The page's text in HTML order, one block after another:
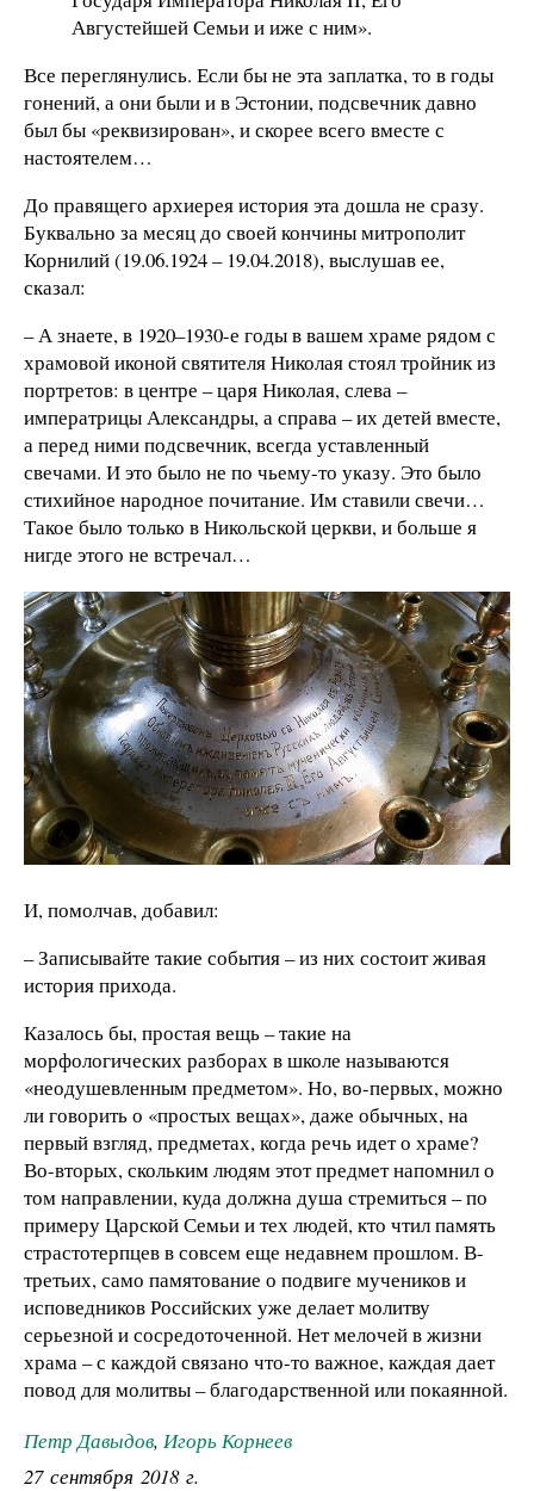
Августейшей Семьи и иже с ним».
Все переглянулись. Если бы не эта заплатка, то в годы
гонений, а они были и в Эстонии, подсвечник давно
был бы «реквизирован», и скорее всего вместе с
настоятелем…
До правящего архиерея история эта дошла не сразу.
Буквально за месяц до своей кончины митрополит
Корнилий (19.06.1924 – 19.04.2018), выслушав ее,
сказал:
– А знаете, в 1920–1930-е годы в вашем храме рядом с
храмовой иконой святителя Николая стоял тройник из
портретов: в центре – царя Николая, слева –
императрицы Александры, а справа – их детей вместе,
а перед ними подсвечник, всегда уставленный
свечами. И это было не по чьему-то указу. Это было
стихийное народное почитание. Им ставили свечи…
Такое было только в Никольской церкви, и больше я
нигде этого не встречал…
И, помолчав, добавил:
– Записывайте такие события – из них состоит живая
история прихода.
Казалось бы, простая вещь – такие на
морфологических разборах в школе называются
«неодушевленным предметом». Но, во-первых, можно
ли говорить о «простых вещах», даже обычных, на
первый взгляд, предметах, когда речь идет о храме?
Во-вторых, скольким людям этот предмет напомнил о
том направлении, куда должна душа стремиться – по
примеру Царской Семьи и тех людей, кто чтил память
страстотерпцев в совсем еще недавнем прошлом. В-
третьих, само памятование о подвиге мучеников и
исповедников Российских уже делает молитву
серьезной и сосредоточенной. Нет мелочей в жизни
храма – с каждой связано что-то важное, каждая дает
повод для молитвы – благодарственной или покаянной.
Петр Давыдов, Игорь Корнеев
27 сентября 2018 г.